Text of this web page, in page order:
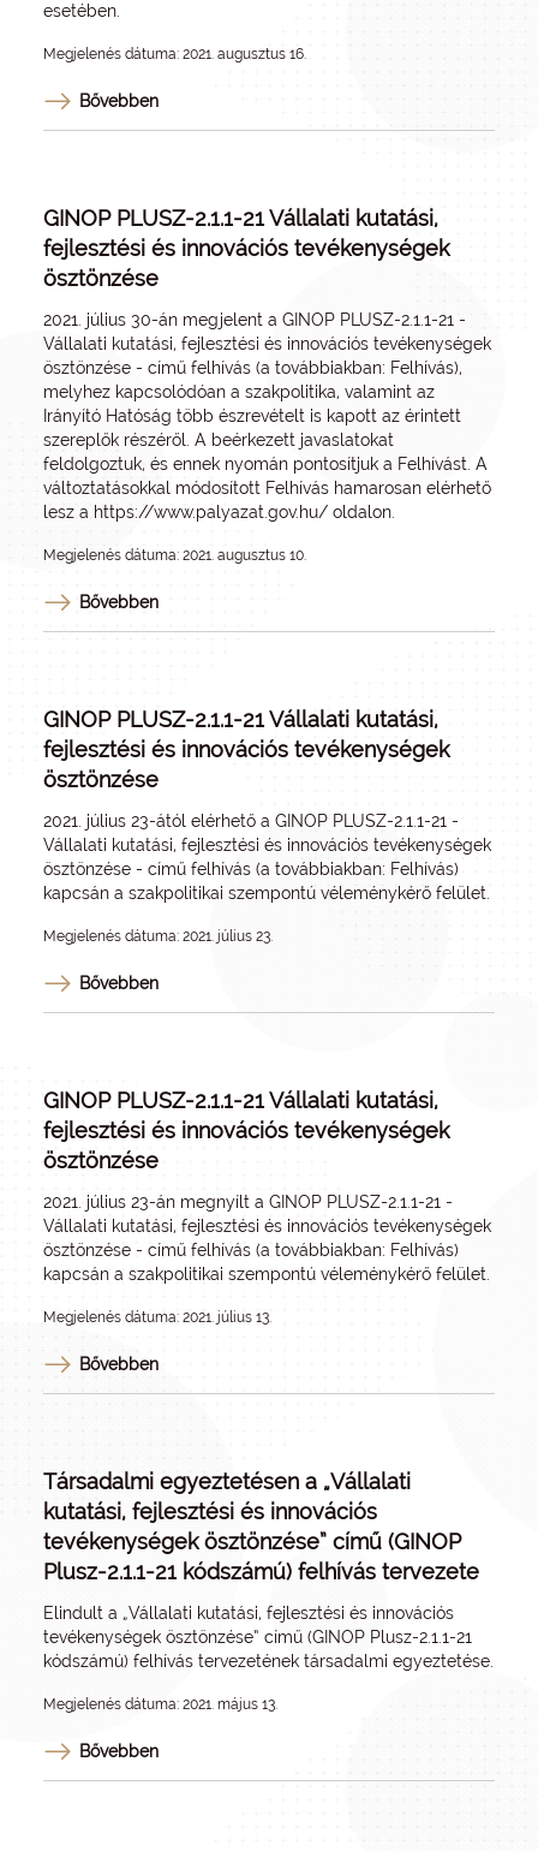
esetében.
Megjelenés dátuma: 2021. augusztus 16.
Bővebben
GINOP PLUSZ-2.1.1-21 Vállalati kutatási,
fejlesztési és innovációs tevékenységek
ösztönzése
2021. július 30-án megjelent a GINOP PLUSZ-2.1.1-21 -
Vállalati kutatási, fejlesztési és innovációs tevékenységek
ösztönzése - című felhívás (a továbbiakban: Felhívás),
melyhez kapcsolódóan a szakpolitika, valamint az
Irányító Hatóság több észrevételt is kapott az érintett
szereplők részéről. A beérkezett javaslatokat
feldolgoztuk, és ennek nyomán pontosítjuk a Felhívást. A
változtatásokkal módosított Felhívás hamarosan elérhető
lesz a https://www.palyazat.gov.hu/ oldalon.
Megjelenés dátuma: 2021. augusztus 10.
Bővebben
GINOP PLUSZ-2.1.1-21 Vállalati kutatási,
fejlesztési és innovációs tevékenységek
ösztönzése
2021. július 23-ától elérhető a GINOP PLUSZ-2.1.1-21 -
Vállalati kutatási, fejlesztési és innovációs tevékenységek
ösztönzése - című felhívás (a továbbiakban: Felhívás)
kapcsán a szakpolitikai szempontú véleménykérő felület.
Megjelenés dátuma: 2021. július 23.
Bővebben
GINOP PLUSZ-2.1.1-21 Vállalati kutatási,
fejlesztési és innovációs tevékenységek
ösztönzése
2021. július 23-án megnyílt a GINOP PLUSZ-2.1.1-21 -
Vállalati kutatási, fejlesztési és innovációs tevékenységek
ösztönzése - című felhívás (a továbbiakban: Felhívás)
kapcsán a szakpolitikai szempontú véleménykérő felület.
Megjelenés dátuma: 2021. július 13.
Bővebben
Társadalmi egyeztetésen a „Vállalati
kutatási, fejlesztési és innovációs
tevékenységek ösztönzése” című (GINOP
Plusz-2.1.1-21 kódszámú) felhívás tervezete
Elindult a „Vállalati kutatási, fejlesztési és innovációs
tevékenységek ösztönzése” című (GINOP Plusz-2.1.1-21
kódszámú) felhívás tervezetének társadalmi egyeztetése.
Megjelenés dátuma: 2021. május 13.
Bővebben